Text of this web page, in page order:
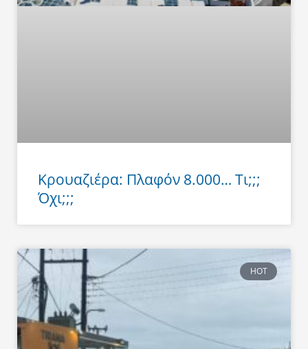
Κρουαζιέρα: Πλαφόν 8.000… Τι;;;
Όχι;;;
HOT